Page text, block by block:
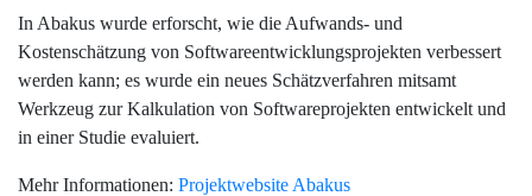
In Abakus wurde erforscht, wie die Aufwands- und
Kostenschätzung von Softwareentwicklungsprojekten verbessert
werden kann; es wurde ein neues Schätzverfahren mitsamt
Werkzeug zur Kalkulation von Softwareprojekten entwickelt und
in einer Studie evaluiert.
Mehr Informationen: Projektwebsite Abakus